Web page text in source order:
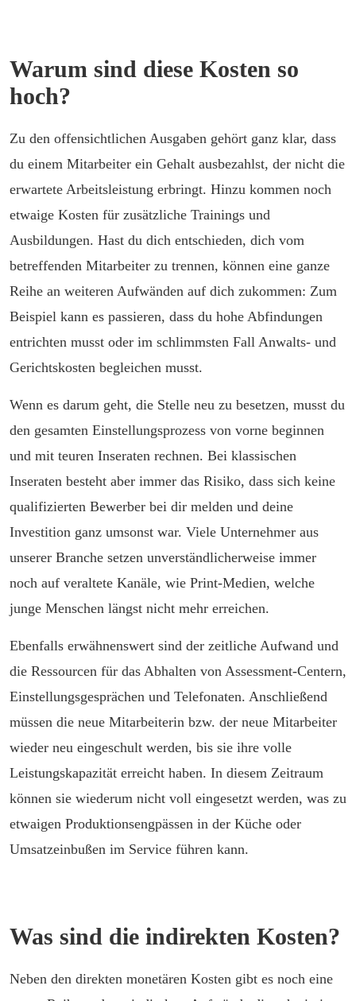
Warum sind diese Kosten so
hoch?
Zu den offensichtlichen Ausgaben gehört ganz klar, dass
du einem Mitarbeiter ein Gehalt ausbezahlst, der nicht die
erwartete Arbeitsleistung erbringt. Hinzu kommen noch
etwaige Kosten für zusätzliche Trainings und
Ausbildungen. Hast du dich entschieden, dich vom
betreffenden Mitarbeiter zu trennen, können eine ganze
Reihe an weiteren Aufwänden auf dich zukommen: Zum
Beispiel kann es passieren, dass du hohe Abfindungen
entrichten musst oder im schlimmsten Fall Anwalts- und
Gerichtskosten begleichen musst.
Wenn es darum geht, die Stelle neu zu besetzen, musst du
den gesamten Einstellungsprozess von vorne beginnen
und mit teuren Inseraten rechnen. Bei klassischen
Inseraten besteht aber immer das Risiko, dass sich keine
qualifizierten Bewerber bei dir melden und deine
Investition ganz umsonst war. Viele Unternehmer aus
unserer Branche setzen unverständlicherweise immer
noch auf veraltete Kanäle, wie Print-Medien, welche
junge Menschen längst nicht mehr erreichen.
Ebenfalls erwähnenswert sind der zeitliche Aufwand und
die Ressourcen für das Abhalten von Assessment-Centern,
Einstellungsgesprächen und Telefonaten. Anschließend
müssen die neue Mitarbeiterin bzw. der neue Mitarbeiter
wieder neu eingeschult werden, bis sie ihre volle
Leistungskapazität erreicht haben. In diesem Zeitraum
können sie wiederum nicht voll eingesetzt werden, was zu
etwaigen Produktionsengpässen in der Küche oder
Umsatzeinbußen im Service führen kann.
Was sind die indirekten Kosten?
Neben den direkten monetären Kosten gibt es noch eine